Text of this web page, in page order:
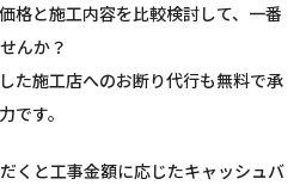
格と施工内容を比較検討して、一番
んか？
た施工店へのお断り代行も無料で承
です。
くと工事金額に応じたキャッシュバ